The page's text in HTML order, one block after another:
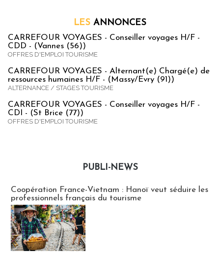
LES ANNONCES
CARREFOUR VOYAGES - Conseiller voyages H/F -
CDD - (Vannes (56))
OFFRES D'EMPLOI TOURISME
CARREFOUR VOYAGES - Alternant(e) Chargé(e) de
ressources humaines H/F - (Massy/Evry (91))
ALTERNANCE / STAGES TOURISME
CARREFOUR VOYAGES - Conseiller voyages H/F -
CDI - (St Brice (77))
OFFRES D'EMPLOI TOURISME
PUBLI-NEWS
Coopération France-Vietnam : Hanoï veut séduire les
professionnels français du tourisme